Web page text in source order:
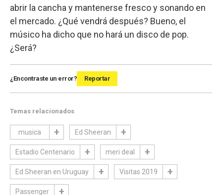
abrir la cancha y mantenerse fresco y sonando en
el mercado. ¿Qué vendrá después? Bueno, el
músico ha dicho que no hará un disco de pop.
¿Será?
¿Encontraste un error? Reportar
Temas relacionados
musica Ed Sheeran
Estadio Centenario meri deal
Ed Sheeran en Uruguay Visitas 2019
Passenger